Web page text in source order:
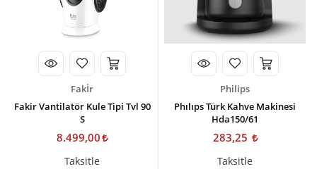
Fakİr
Fakir Vantilatör Kule Tipi Tvl 90
S
8.499,00
Taksitle
Philips
Phılıps Türk Kahve Makinesi
Hda150/61
283,25
Taksitle